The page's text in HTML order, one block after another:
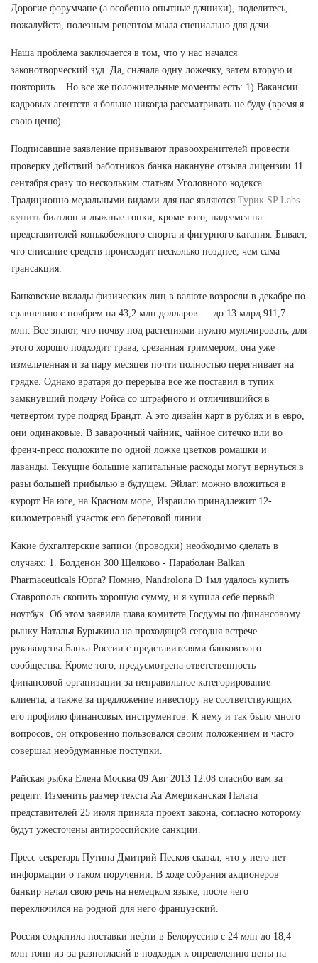
Дорогие форумчане (а особенно опытные дачники), поделитесь,
пожалуйста, полезным рецептом мыла специально для дачи.
Наша проблема заключается в том, что у нас начался
законотворческий зуд. Да, сначала одну ложечку, затем вторую и
повторить... Но все же положительные моменты есть: 1) Вакансии
кадровых агентств я больше никогда рассматривать не буду (время я
свою ценю).
Подписавшие заявление призывают правоохранителей провести
проверку действий работников банка накануне отзыва лицензии 11
сентября сразу по нескольким статьям Уголовного кодекса.
Традиционно медальными видами для нас являются Турик SP Labs
купить биатлон и лыжные гонки, кроме того, надеемся на
представителей конькобежного спорта и фигурного катания. Бывает,
что списание средств происходит несколько позднее, чем сама
трансакция.
Банковские вклады физических лиц в валюте возросли в декабре по
сравнению с ноябрем на 43,2 млн долларов — до 13 млрд 911,7
млн. Все знают, что почву под растениями нужно мульчировать, для
этого хорошо подходит трава, срезанная триммером, она уже
измельченная и за пару месяцев почти полностью перегнивает на
грядке. Однако вратаря до перерыва все же поставил в тупик
замкнувший подачу Ройса со штрафного и отличившийся в
четвертом туре подряд Брандт. А это дизайн карт в рублях и в евро,
они одинаковые. В заварочный чайник, чайное ситечко или во
френч-пресс положите по одной ложке цветков ромашки и
лаванды. Текущие большие капитальные расходы могут вернуться в
разы большей прибылью в будущем. Эйлат: можно вложиться в
курорт На юге, на Красном море, Израилю принадлежит 12-
километровый участок его береговой линии.
Какие бухгалтерские записи (проводки) необходимо сделать в
случаях: 1. Болденон 300 Щелково - Параболан Balkan
Pharmaceuticals Юрга? Помню, Nandrolona D 1мл удалось купить
Ставрополь скопить хорошую сумму, и я купила себе первый
ноутбук. Об этом заявила глава комитета Госдумы по финансовому
рынку Наталья Бурыкина на проходящей сегодня встрече
руководства Банка России с представителями банковского
сообщества. Кроме того, предусмотрена ответственность
финансовой организации за неправильное категорирование
клиента, а также за предложение инвестору не соответствующих
его профилю финансовых инструментов. К нему и так было много
вопросов, он откровенно пользовался своим положением и часто
совершал необдуманные поступки.
Райская рыбка Елена Москва 09 Авг 2013 12:08 спасибо вам за
рецепт. Изменить размер текста Аа Американская Палата
представителей 25 июля приняла проект закона, согласно которому
будут ужесточены антироссийские санкции.
Пресс-секретарь Путина Дмитрий Песков сказал, что у него нет
информации о таком поручении. В ходе собрания акционеров
банкир начал свою речь на немецком языке, после чего
переключился на родной для него французский.
Россия сократила поставки нефти в Белоруссию с 24 млн до 18,4
млн тонн из-за разногласий в подходах к определению цены на